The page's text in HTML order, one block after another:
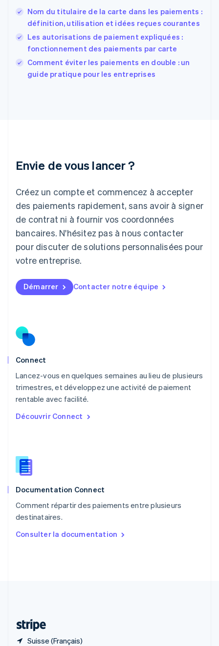
Nom du titulaire de la carte dans les paiements :
définition, utilisation et idées reçues courantes
Les autorisations de paiement expliquées :
fonctionnement des paiements par carte
Comment éviter les paiements en double : un
guide pratique pour les entreprises
Envie de vous lancer ?
Créez un compte et commencez à accepter
des paiements rapidement, sans avoir à signer
de contrat ni à fournir vos coordonnées
bancaires. N'hésitez pas à nous contacter
pour discuter de solutions personnalisées pour
votre entreprise.
Démarrer Contacter notre équipe
Connect
Lancez-vous en quelques semaines au lieu de plusieurs
trimestres, et développez une activité de paiement
rentable avec facilité.
Découvrir Connect
Documentation Connect
Comment répartir des paiements entre plusieurs
destinataires.
Consulter la documentation
Suisse (Français)
Finlande
EnglishSvenska
FrançaisEnglish
Gibraltar
English
Grèce
English
Japon
Lettonie
English
Liechtenstein
DeutschEnglish
Lituanie
Luxembourg
FrançaisDeutschEnglish
English简体中文
Malte
English
Nouvelle-Zélande
English
NederlandsEnglish
Pologne
English
PortuguêsEnglish
English
Roumanie
Royaume-Uni
Singapour
English简体中文
English